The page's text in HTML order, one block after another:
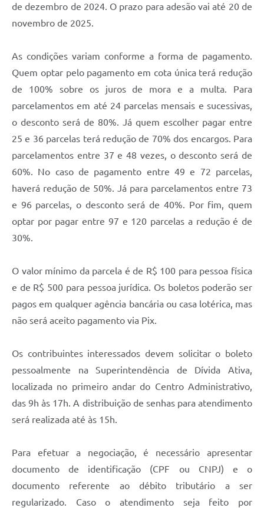
de dezembro de 2024. O prazo para adesão vai até 20 de
novembro de 2025.
As condições variam conforme a forma de pagamento.
Quem optar pelo pagamento em cota única terá redução
de 100% sobre os juros de mora e a multa. Para
parcelamentos em até 24 parcelas mensais e sucessivas,
o desconto será de 80%. Já quem escolher pagar entre
25 e 36 parcelas terá redução de 70% dos encargos. Para
parcelamentos entre 37 e 48 vezes, o desconto será de
60%. No caso de pagamento entre 49 e 72 parcelas,
haverá redução de 50%. Já para parcelamentos entre 73
e 96 parcelas, o desconto será de 40%. Por fim, quem
optar por pagar entre 97 e 120 parcelas a redução é de
30%.
O valor mínimo da parcela é de R$ 100 para pessoa física
e de R$ 500 para pessoa jurídica. Os boletos poderão ser
pagos em qualquer agência bancária ou casa lotérica, mas
não será aceito pagamento via Pix.
Os contribuintes interessados devem solicitar o boleto
pessoalmente na Superintendência de Dívida Ativa,
localizada no primeiro andar do Centro Administrativo,
das 9h às 17h. A distribuição de senhas para atendimento
será realizada até às 15h.
Para efetuar a negociação, é necessário apresentar
documento de identificação (CPF ou CNPJ) e o
documento referente ao débito tributário a ser
regularizado. Caso o atendimento seja feito por